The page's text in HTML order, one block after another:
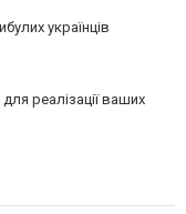
українців
реалізації ваших